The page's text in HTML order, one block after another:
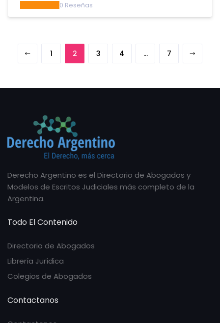
0 Reseñas
1 2 3 4 … 7
Derecho Argentino es el Directorio de Abogados y
Modelos de Escritos Judiciales más completo de la
Argentina.
Todo El Contenido
Directorio de Abogados
Librería Jurídica
Colegios de Abogados
Contactanos